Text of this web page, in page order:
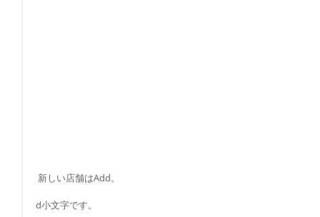
新しい店舗はAdd。
d小文字です。